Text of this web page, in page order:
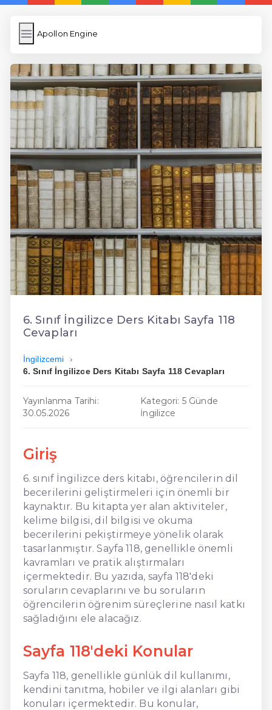
Apollon Engine
Apollon Engine
Resim Yükle
Wordpress Cache
Anasayfa
İngilizce Uygulamaları
5 Günde İngilizce
İngilizce
Dil Eğitimi
En Hızlı İngilizce
En Kolay İngilizce
En Ucuz İngilizce
En Uygun İngilizce
Hızlı İngilizce
6. Sınıf İngilizce Ders Kitabı Sayfa 118
Cevapları
İngilizcemi
6. Sınıf İngilizce Ders Kitabı Sayfa 118 Cevapları
Yayınlanma Tarihi:
30.05.2026
Kategori: 5 Günde
İngilizce
Giriş
6. sınıf İngilizce ders kitabı, öğrencilerin dil
becerilerini geliştirmeleri için önemli bir
kaynaktır. Bu kitapta yer alan aktiviteler,
kelime bilgisi, dil bilgisi ve okuma
becerilerini pekiştirmeye yönelik olarak
tasarlanmıştır. Sayfa 118, genellikle önemli
kavramları ve pratik alıştırmaları
içermektedir. Bu yazıda, sayfa 118'deki
soruların cevaplarını ve bu soruların
öğrencilerin öğrenim süreçlerine nasıl katkı
sağladığını ele alacağız.
Sayfa 118'deki Konular
Sayfa 118, genellikle günlük dil kullanımı,
kendini tanıtma, hobiler ve ilgi alanları gibi
konuları içermektedir. Bu konular,